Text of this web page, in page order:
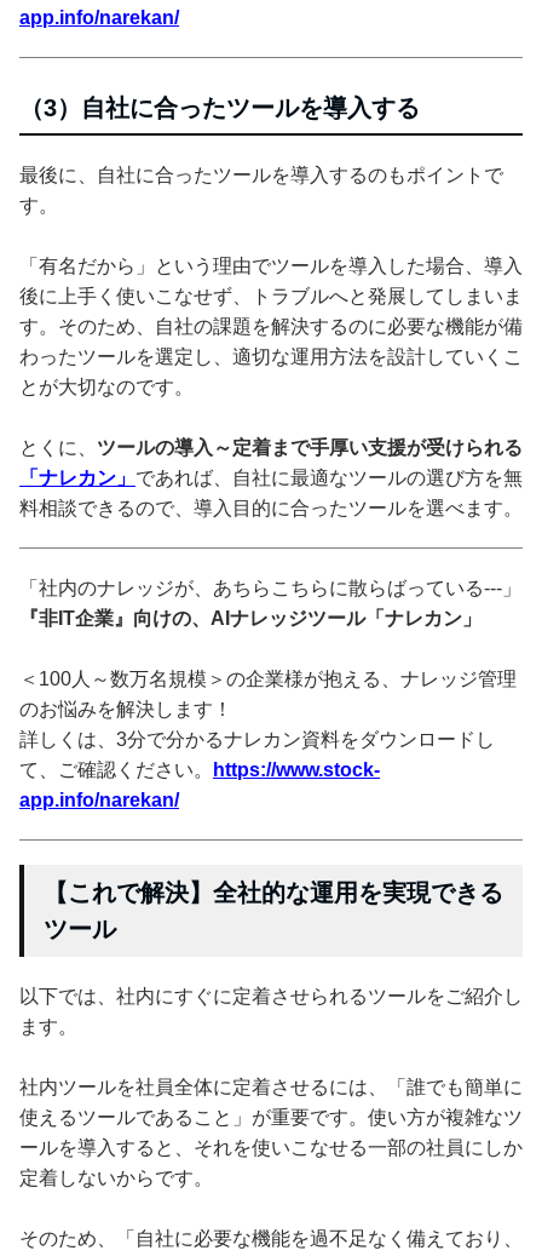
app.info/narekan/
（3）自社に合ったツールを導入する
最後に、自社に合ったツールを導入するのもポイントで
す。
「有名だから」という理由でツールを導入した場合、導入
後に上手く使いこなせず、トラブルへと発展してしまいま
す。そのため、自社の課題を解決するのに必要な機能が備
わったツールを選定し、適切な運用方法を設計していくこ
とが大切なのです。
とくに、 ツールの導入～定着まで手厚い支援が受けられる
「ナレカン」 であれば、自社に最適なツールの選び方を無
料相談できるので、導入目的に合ったツールを選べます。
「社内のナレッジが、あちらこちらに散らばっている---」
『非IT企業』向けの、AIナレッジツール「ナレカン」
＜100人～数万名規模＞の企業様が抱える、ナレッジ管理
のお悩みを解決します！
詳しくは、3分で分かるナレカン資料をダウンロードし
て、ご確認ください。
https://www.stock-
app.info/narekan/
【これで解決】全社的な運用を実現できる
ツール
以下では、社内にすぐに定着させられるツールをご紹介し
ます。
社内ツールを社員全体に定着させるには、「誰でも簡単に
使えるツールであること」が重要です。使い方が複雑なツ
ールを導入すると、それを使いこなせる一部の社員にしか
定着しないからです。
そのため、「自社に必要な機能を過不足なく備えており、